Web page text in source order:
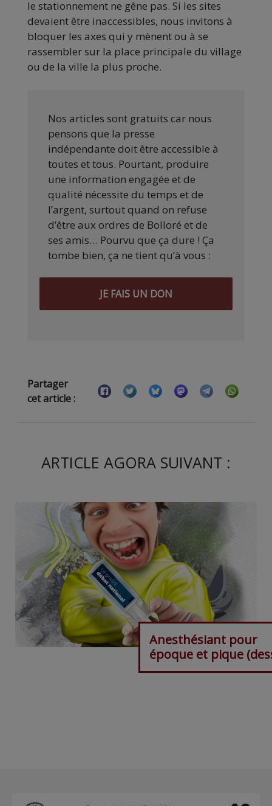
le stationnement ne gêne pas. Si les sites
devaient être inaccessibles, nous invitons à
bloquer les axes qui y mènent ou à se
rassembler sur la place principale du village
ou de la ville la plus proche.
Nos articles sont gratuits car nous
pensons que la presse
indépendante doit être accessible à
toutes et tous. Pourtant, produire
une information engagée et de
qualité nécessite du temps et de
l’argent, surtout quand on refuse
d’être aux ordres de Bolloré et de
ses amis… Pourvu que ça dure ! Ça
tombe bien, ça ne tient qu’à vous :
JE FAIS UN DON
Partager
cet article :
ARTICLE AGORA SUIVANT :
Anesthésiant pour
époque et pique